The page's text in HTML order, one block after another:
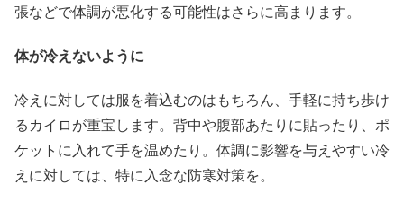
張などで体調が悪化する可能性はさらに高まります。
体が冷えないように
冷えに対しては服を着込むのはもちろん、手軽に持ち歩け
るカイロが重宝します。背中や腹部あたりに貼ったり、ポ
ケットに入れて手を温めたり。体調に影響を与えやすい冷
えに対しては、特に入念な防寒対策を。